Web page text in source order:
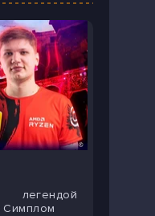
легендой
Симплом